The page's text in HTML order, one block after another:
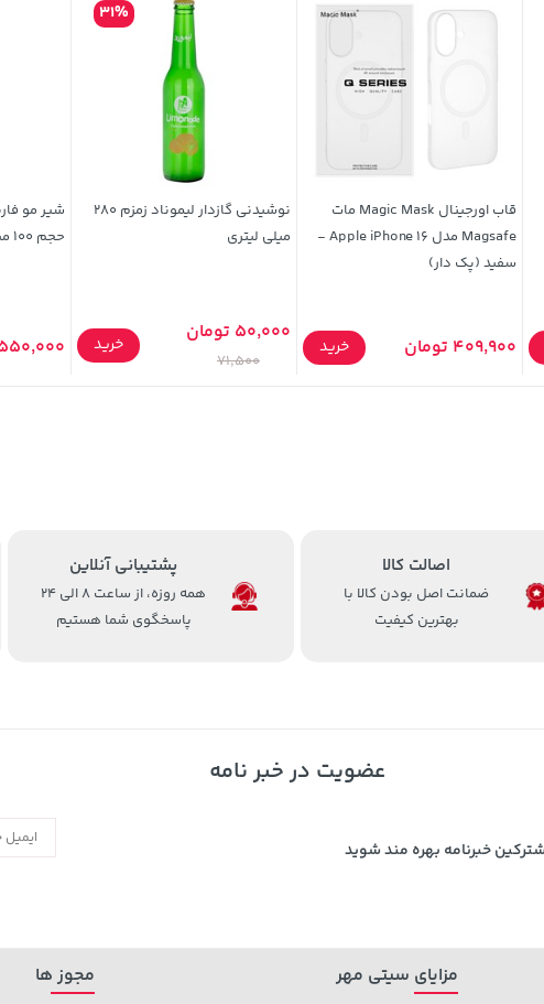
قاب اورجینال Magic Mask مات
Magsafe مدل Apple iPhone 16 -
سفید (پک دار)
409,900 تومان خرید
نوشیدنی گازدار لیموناد زمزم 280
میلی لیتری
31%
50,000 تومان
71,500
خرید
حجم 100 میلی لیتری
550,000
اصالت کالا
ضمانت اصل بودن کالا با
بهترین کیفیت
پشتیبانی آنلاین
همه روزه، از ساعت 8 الی 24
پاسخگوی شما هستیم
عضویت در خبر نامه
خبرنامه بهره مند شوید
مزایای سیتی مهر مجوز ها